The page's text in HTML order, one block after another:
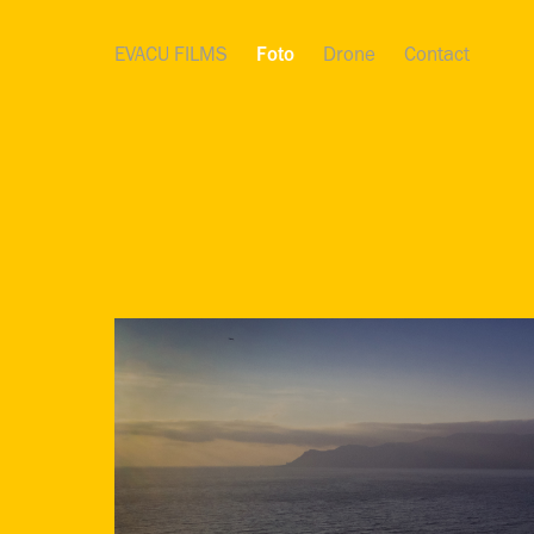
EVACU FILMS Foto Drone Contact